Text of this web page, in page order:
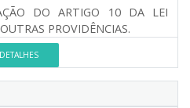
DO ARTIGO 10 DA LEI
PROVIDÊNCIAS.
DETALHES